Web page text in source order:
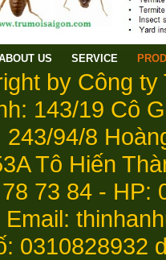
US SERVICE
by Công
143/19 Cô
243/94/8
Tô Hiến
73 84 - HP:
Email:
0310828932